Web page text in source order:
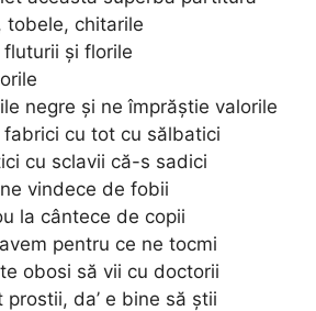
tobele, chitarile
și florile
negre și ne împrăștie valorile
cu tot cu sălbatici
cu sclavii că-s sadici
vindece de fobii
la cântece de copii
pentru ce ne tocmi
obosi să vii cu doctorii
da’ e bine să știi